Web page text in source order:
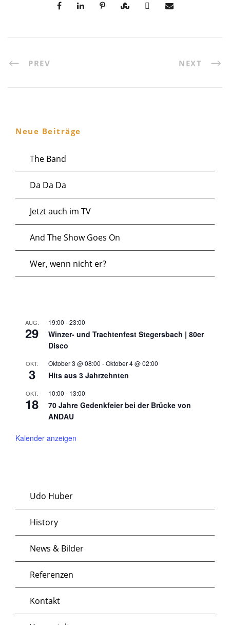
PREV NEXT
Neue Beiträge
The Band
Da Da Da
Jetzt auch im TV
And The Show Goes On
Wer, wenn nicht er?
AUG.
29
19:00 -23:00
Winzer- und Trachtenfest Stegersbach | 80er
Disco
OKT.
3
Oktober 3 @ 08:00 -Oktober 4 @ 02:00
Hits aus 3 Jahrzehnten
OKT.
18
10:00 - 13:00
70 Jahre Gedenkfeier bei der Brücke von
ANDAU
Kalender anzeigen
Udo Huber
History
News & Bilder
Referenzen
Kontakt